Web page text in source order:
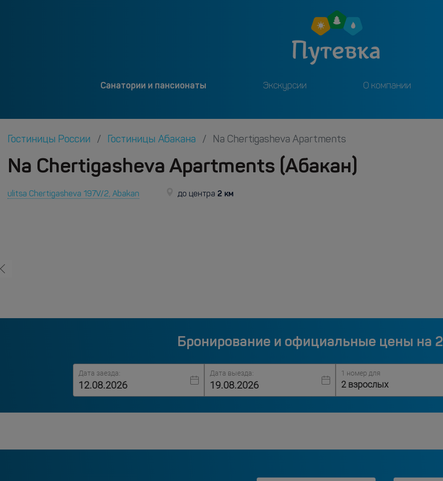
Санатории и пансионаты Экскурсии О компании
Гостиницы России Гостиницы Абакана Na Chertigasheva Apartments
Na Chertigasheva Apartments (Абакан)
ulitsa Chertigasheva 197V/2, Abakan до центра 2 км
Бронирование и официальные цены на
Дата заезда: Дата выезда: 1 номер для
2 взрослых